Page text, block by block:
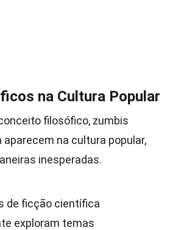
na Cultura Popular
filosófico, zumbis
na cultura popular,
inesperadas.
de ficção científica
exploram temas